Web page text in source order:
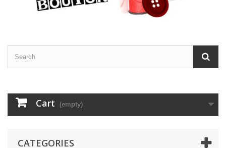
Cart (empty)
CATEGORIES